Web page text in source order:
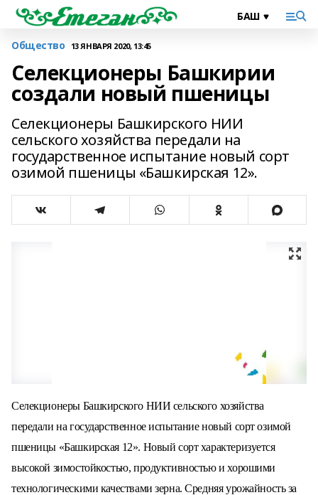
Общество 13 ЯНВАРЯ 2020, 13:45
Селекционеры Башкирии
создали новый пшеницы
Селекционеры Башкирского НИИ
сельского хозяйства передали на
государственное испытание новый сорт
озимой пшеницы «Башкирская 12».
Селекционеры Башкирского НИИ сельского хозяйства
передали на государственное испытание новый сорт озимой
пшеницы «Башкирская 12». Новый сорт характеризуется
высокой зимостойкостью, продуктивностью и хорошими
технологическими качествами зерна. Средняя урожайность за